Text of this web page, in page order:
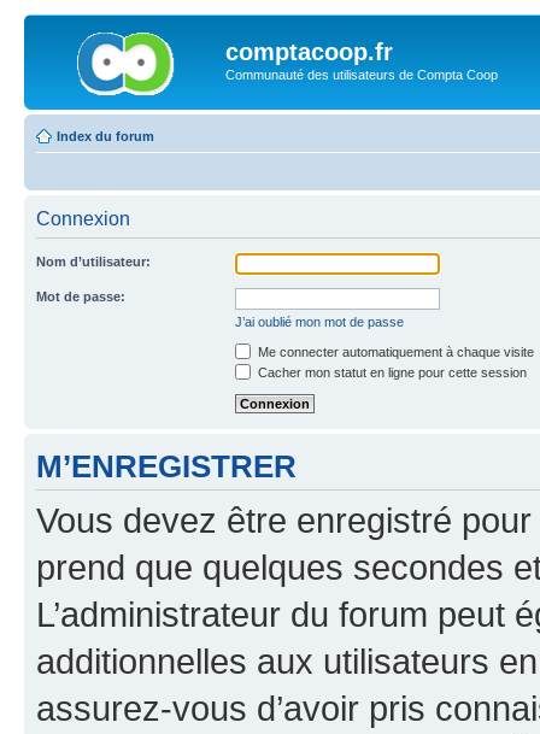
comptacoop.fr
Communauté des utilisateurs de Compta Coop
Index du forum
Connexion
Nom d’utilisateur:
Mot de passe:
J’ai oublié mon mot de passe
Me connecter automatiquement à chaque visite
Cacher mon statut en ligne pour cette session
M’ENREGISTRER
Vous devez être enregistré
prend que quelques secondes
L’administrateur du forum peut
additionnelles aux utilisateurs
assurez-vous d’avoir pris